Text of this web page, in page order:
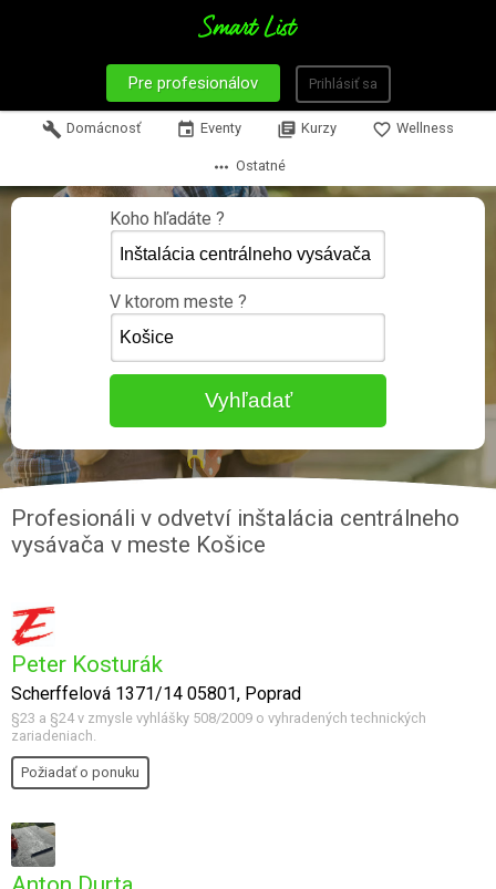
Pre profesionálov Prihlásiť sa
build Domácnosť event Eventy library_books Kurzy favorite_border Wellness
more_horiz Ostatné
Koho hľadáte ?
V ktorom meste ?
Profesionáli v odvetví inštalácia centrálneho
vysávača v meste Košice
Peter Kosturák
Scherffelová 1371/14 05801, Poprad
§23 a §24 v zmysle vyhlášky 508/2009 o vyhradených technických
zariadeniach.
Požiadať o ponuku